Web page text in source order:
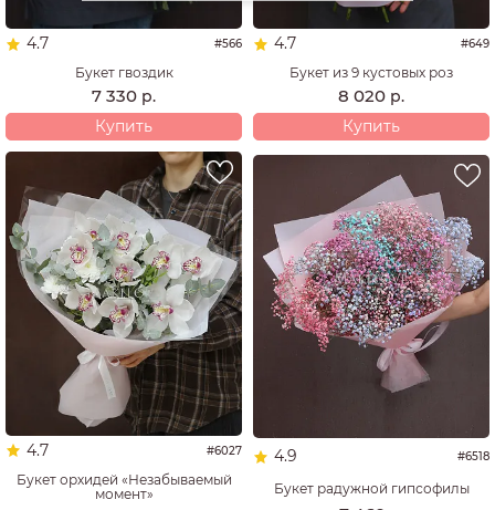
4.7 #566
Букет гвоздик
7 330 р.
Купить
4.7 #649
Букет из 9 кустовых роз
8 020 р.
Купить
4.7 #6027
Букет орхидей «Незабываемый
момент»
4.9 #6518
Букет радужной гипсофилы